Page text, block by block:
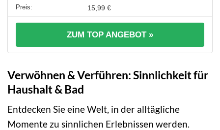
15,99 €
ZUM TOP ANGEBOT »
Verwöhnen & Verführen: Sinnlichkeit für
Haushalt & Bad
Entdecken Sie eine Welt, in der alltägliche
Momente zu sinnlichen Erlebnissen werden.